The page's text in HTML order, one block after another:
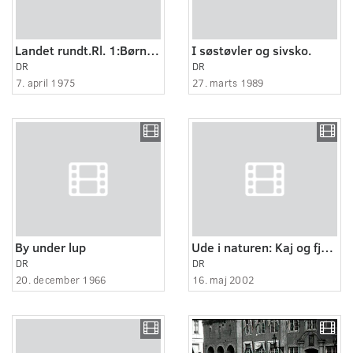
Landet rundt.Rl. 1:Børnelandsby:
DR
7. april 1975
I søstøvler og sivsko.
DR
27. marts 1989
By under lup
DR
20. december 1966
Ude i naturen: Kaj og fjorden.
DR
16. maj 2002